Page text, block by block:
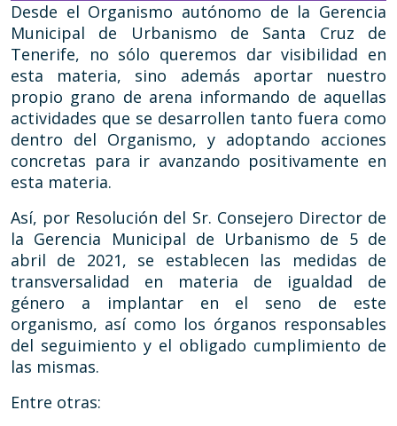
Desde el Organismo autónomo de la Gerencia
Municipal de Urbanismo de Santa Cruz de
Tenerife, no sólo queremos dar visibilidad en
esta materia, sino además aportar nuestro
propio grano de arena informando de aquellas
actividades que se desarrollen tanto fuera como
dentro del Organismo, y adoptando acciones
concretas para ir avanzando positivamente en
esta materia.
Así, por Resolución del Sr. Consejero Director de
la Gerencia Municipal de Urbanismo de 5 de
abril de 2021, se establecen las medidas de
transversalidad en materia de igualdad de
género a implantar en el seno de este
organismo, así como los órganos responsables
del seguimiento y el obligado cumplimiento de
las mismas.
Entre otras: